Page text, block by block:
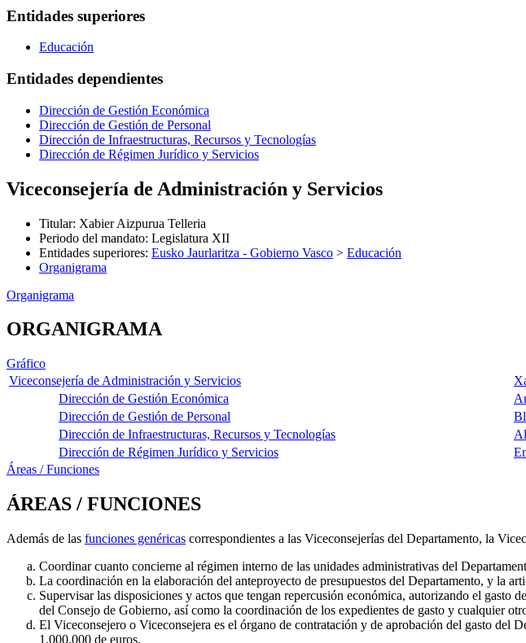
Entidades superiores
Educación
Entidades dependientes
Dirección de Gestión Económica
Dirección de Gestión de Personal
Dirección de Infraestructuras, Recursos y Tecnologías
Dirección de Régimen Jurídico y Servicios
Viceconsejería de Administración y Servicios
Titular: Xabier Aizpurua Telleria
Periodo del mandato: Legislatura XII
Entidades superiores: Eusko Jaurlaritza - Gobierno Vasco > Educación
Organigrama
Organigrama
ORGANIGRAMA
Gráfico
Viceconsejería de Administración y Servicios
Dirección de Gestión Económica
Dirección de Gestión de Personal
Dirección de Infraestructuras, Recursos y Tecnologías
Dirección de Régimen Jurídico y Servicios
Áreas / Funciones
ÁREAS / FUNCIONES
Además de las funciones genéricas correspondientes a las Viceconsejerías del Departamento, la
Coordinar cuanto concierne al régimen interno de las unidades administrativas del
La coordinación en la elaboración del anteproyecto de presupuestos del Departamento, y la
Supervisar las disposiciones y actos que tengan repercusión económica, autorizando el
del Consejo de Gobierno, así como la coordinación de los expedientes de gasto y cualquier
El Viceconsejero o Viceconsejera es el órgano de contratación y de aprobación del gasto del
1.000.000 de euros.